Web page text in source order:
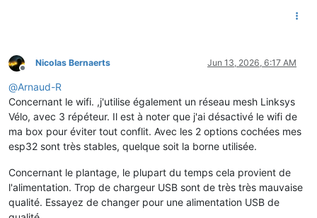
Offline
Nicolas Bernaerts Jun 13, 2026, 6:17 AM
@Arnaud-R
Concernant le wifi. ,j'utilise également un réseau mesh Linksys
Vélo, avec 3 répéteur. Il est à noter que j'ai désactivé le wifi de
ma box pour éviter tout conflit. Avec les 2 options cochées mes
esp32 sont très stables, quelque soit la borne utilisée.
Concernant le plantage, le plupart du temps cela provient de
l'alimentation. Trop de chargeur USB sont de très très mauvaise
qualité. Essayez de changer pour une alimentation USB de